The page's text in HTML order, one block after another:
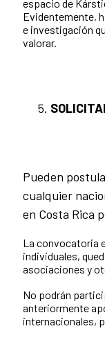
espacio de
Evidentemente,
e investigación
valorar.
Pueden
cualquier
en Costa Rica
La convocatoria
individuales,
asociaciones y
No podrán
anteriormente
internacionales,